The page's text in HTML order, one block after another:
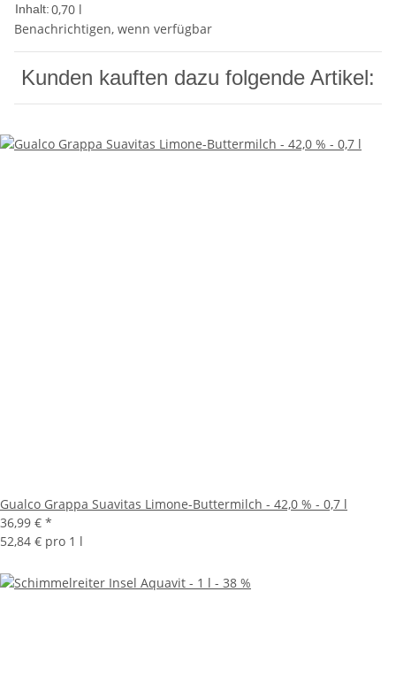
Inhalt:0,70 l
Benachrichtigen, wenn verfügbar
Kunden kauften dazu folgende Artikel:
Gualco Grappa Suavitas Limone-Buttermilch - 42,0 % - 0,7 l
36,99 € *
52,84 € pro 1 l